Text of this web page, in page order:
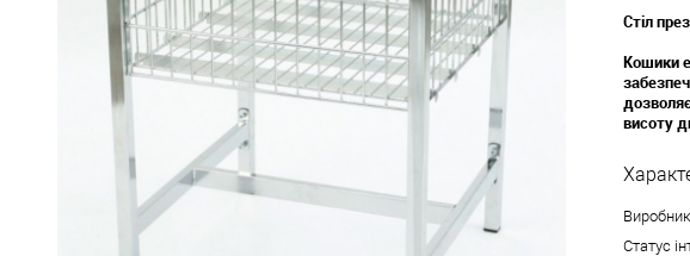
Стіл
Кошики
висоту
Виробник
Статус